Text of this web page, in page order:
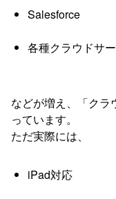
Salesforce
各種クラウドサ
などが増え、「クラ
っています。
ただ実際には、
iPad対応